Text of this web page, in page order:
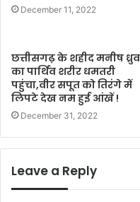
December 11, 2022
छत्तीसगढ़ के शहीद मनीष ध्रुव
का पार्थिव शरीर धमतरी
पहुंचा,वीर सपूत को तिरंगे में
लिपटे देख नम हुई आंखें !
December 31, 2022
Leave a Reply